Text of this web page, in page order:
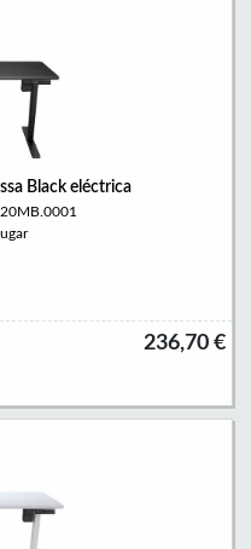
Black eléctrica
236,70 €